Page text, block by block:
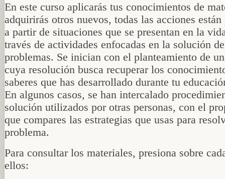
En este curso aplicarás tus conocimientos de
adquirirás otros nuevos, todas las acciones están
a partir de situaciones que se presentan en la
través de actividades enfocadas en la solución de
problemas. Se inician con el planteamiento de
cuya resolución busca recuperar los
saberes que has desarrollado durante tu
En algunos casos, se han intercalado
solución utilizados por otras personas, con el
que compares las estrategias que usas para
problema.
Para consultar los materiales, presiona sobre
ellos: